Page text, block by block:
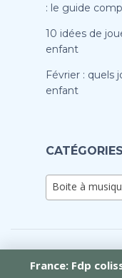
France: Fdp
: le guide
10 idées de
enfant
Février : quels
enfant
Boite à